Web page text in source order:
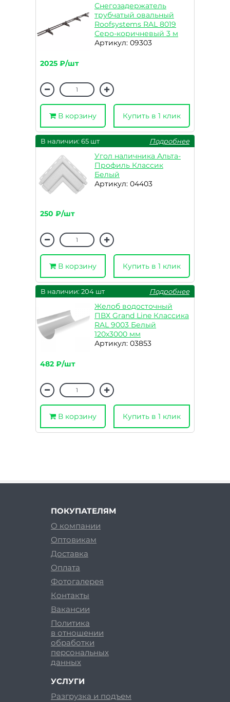
Снегозадержатель
трубчатый овальный
Roofsystems RAL 8019
Серо-коричневый 3 м
Артикул: 09303
2025 ₽/шт
В корзину Купить в 1 клик
В наличии: 65 шт Подробнее
Угол наличника Альта-
Профиль Классик
Белый
Артикул: 04403
250 ₽/шт
В корзину Купить в 1 клик
В наличии: 204 шт Подробнее
Желоб водосточный
ПВХ Grand Line Классика
RAL 9003 Белый
120х3000 мм
Артикул: 03853
482 ₽/шт
В корзину Купить в 1 клик
ПОКУПАТЕЛЯМ
О компании
Оптовикам
Доставка
Оплата
Фотогалерея
Контакты
Вакансии
Политика
в отношении
обработки
персональных
данных
УСЛУГИ
Разгрузка и подъем